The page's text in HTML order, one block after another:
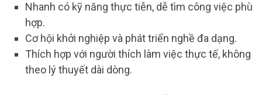
Nhanh có kỹ năng thực tiễn, dễ tìm công việc phù
hợp.
Cơ hội khởi nghiệp và phát triển nghề đa dạng.
Thích hợp với người thích làm việc thực tế, không
theo lý thuyết dài dòng.